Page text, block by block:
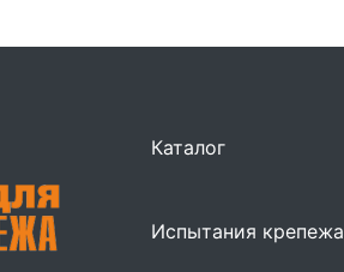
Каталог
Испытания крепежа